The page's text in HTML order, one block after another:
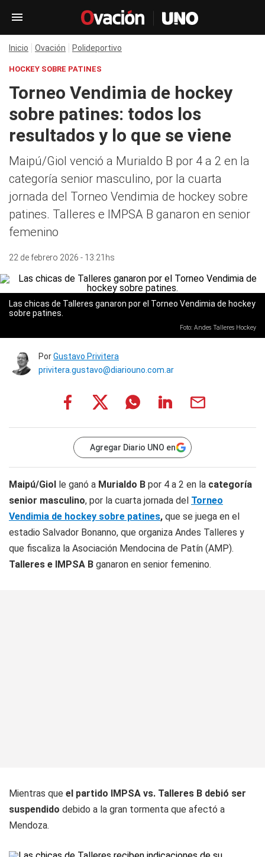
Inicio Ovación Polideportivo
HOCKEY SOBRE PATINES
Torneo Vendimia de hockey
sobre patines: todos los
resultados y lo que se viene
Maipú/Giol venció a Murialdo B por 4 a 2 en la
categoría senior masculino, por la cuarta
jornada del Torneo Vendimia de hockey sobre
patines. Talleres e IMPSA B ganaron en senior
femenino
22 de febrero 2026 - 13:21hs
Las chicas de Talleres ganaron por el Torneo Vendimia de hockey
sobre patines.
Foto: Andes Talleres Hockey
PorGustavo Privitera
privitera.gustavo@diariouno.com.ar
Agregar Diario UNO en
Maipú/Giol le ganó a Murialdo B por 4 a 2 en la categoría
senior masculino, por la cuarta jornada del Torneo
Vendimia de hockey sobre patines, que se juega en el
estadio Salvador Bonanno, que organiza Andes Talleres y
que fiscaliza la Asociación Mendocina de Patín (AMP).
Talleres e IMPSA B ganaron en senior femenino.
Mientras que el partido IMPSA vs. Talleres B debió ser
suspendido debido a la gran tormenta que afectó a
Mendoza.